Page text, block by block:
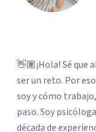
👋🏽¡Hola! Sé que
ser un reto. Por
soy y cómo
paso. Soy
década de